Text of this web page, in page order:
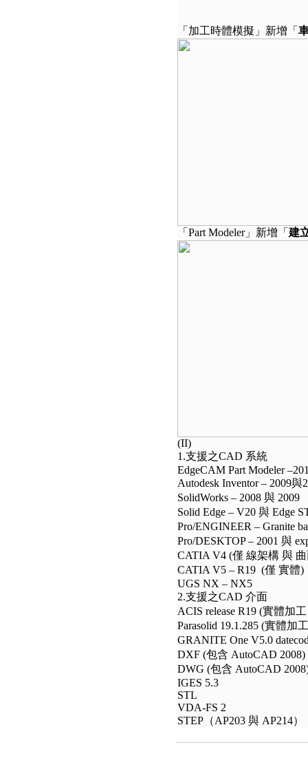
「加工時體模擬」新增「
「Part Modeler」新增「 建
(II)
1.支援之CAD 系統
EdgeCAM Part Modeler
Autodesk Inventor – 2009與
SolidWorks – 2008 與 2009
Solid Edge – V20 與 Edge
Pro/ENGINEER – Granite
Pro/DESKTOP – 2001 與
CATIA V4 (僅 線架構 與
CATIA V5 – R19 (僅 實體)
UGS NX – NX5
2.支援之CAD 介面
ACIS release R19 (實體加工
Parasolid 19.1.285 (實體加
GRANITE One V5.0
DXF (包含 AutoCAD 2008)
DWG (包含 AutoCAD
IGES 5.3
STL
VDA-FS 2
STEP（AP203 與 AP214）